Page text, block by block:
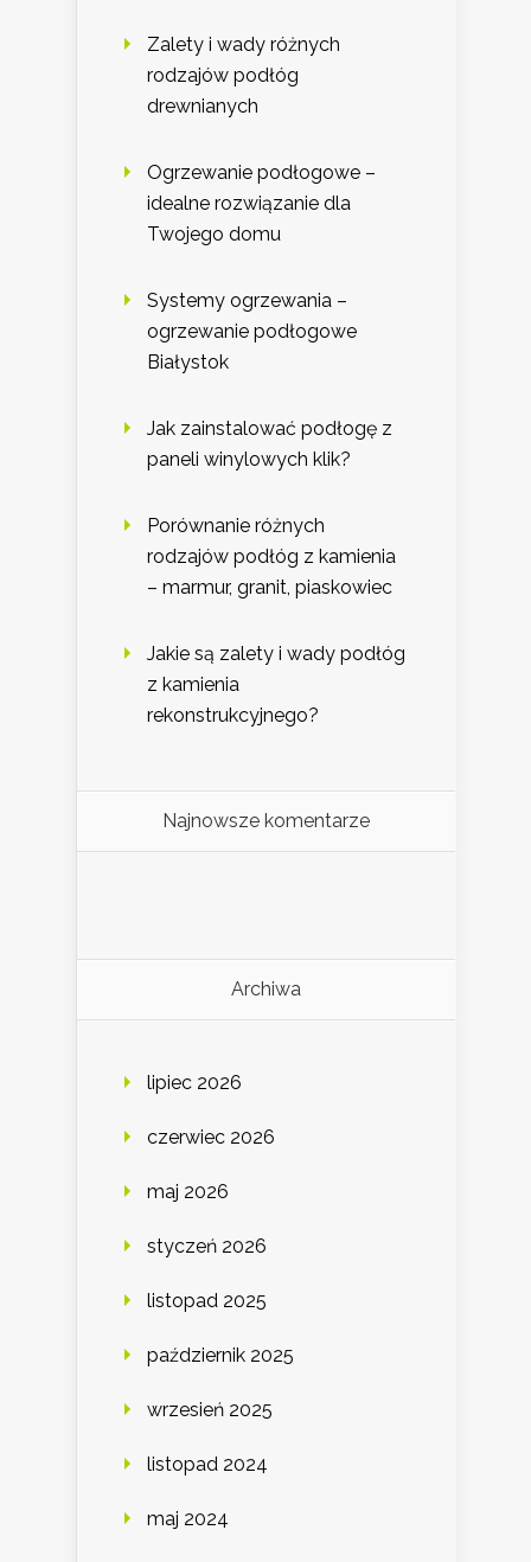
Zalety i wady różnych
rodzajów podłóg
drewnianych
Ogrzewanie podłogowe –
idealne rozwiązanie dla
Twojego domu
Systemy ogrzewania –
ogrzewanie podłogowe
Białystok
Jak zainstalować podłogę z
paneli winylowych klik?
Porównanie różnych
rodzajów podłóg z kamienia
– marmur, granit, piaskowiec
Jakie są zalety i wady podłóg
z kamienia
rekonstrukcyjnego?
Najnowsze komentarze
Archiwa
lipiec 2026
czerwiec 2026
maj 2026
styczeń 2026
listopad 2025
październik 2025
wrzesień 2025
listopad 2024
maj 2024